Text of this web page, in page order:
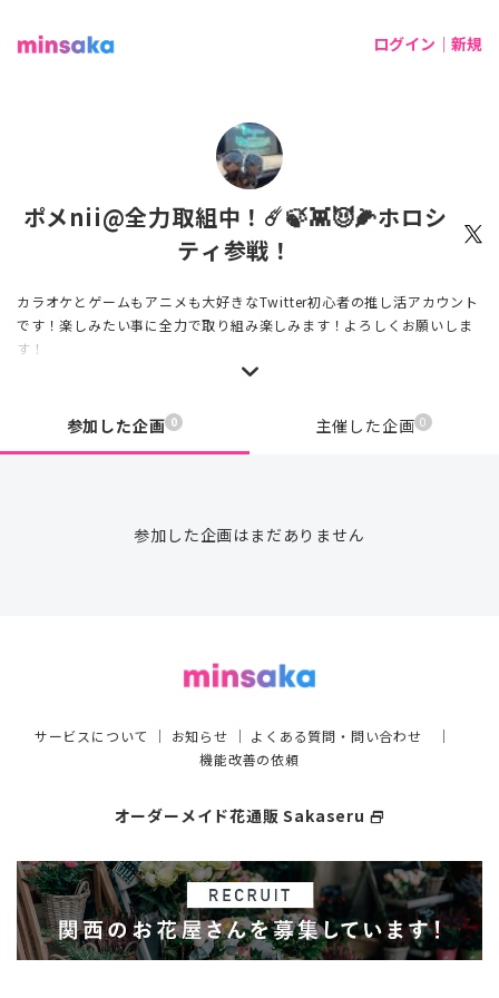
ログイン｜新規
ポメnii@全力取組中！☄️🍃👾😈🌽ホロシ
ティ参戦！
カラオケとゲームもアニメも大好きなTwitter初心者の推し活アカウント
です！楽しみたい事に全力で取り組み楽しみます！よろしくお願いしま
す！
参加した企画 0 主催した企画 0
参加した企画はまだありません
サービスについて ｜ お知らせ ｜ よくある質問・問い合わせ ｜
機能改善の依頼
オーダーメイド花通販 Sakaseru select_window